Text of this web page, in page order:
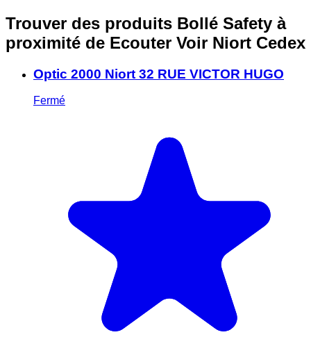
Trouver des produits Bollé Safety à
proximité de Ecouter Voir Niort Cedex
Optic 2000 Niort 32 RUE VICTOR HUGO
Fermé